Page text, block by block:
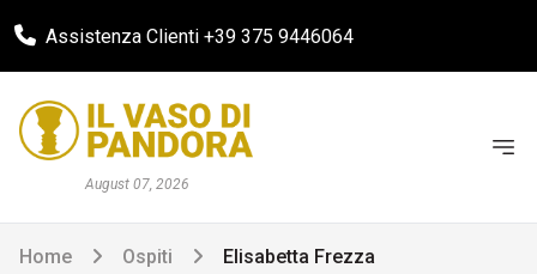
Assistenza Clienti +39 375 9446064
August 07, 2026
Home Ospiti Elisabetta Frezza